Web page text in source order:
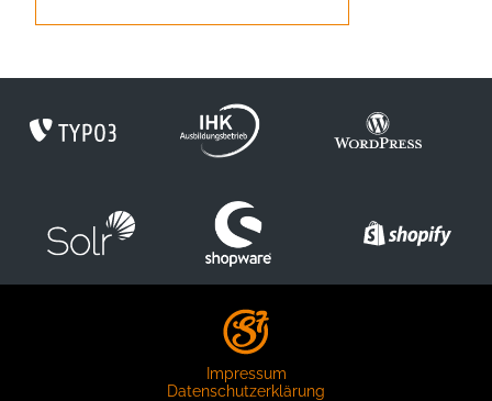
Impressum
Datenschutzerklärung